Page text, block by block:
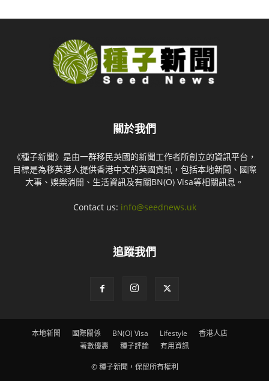
關於我們
《種子新聞》是由一群移民英國的新聞工作者所創立的資訊平台，
目標是為移英港人提供香港中文的英國資訊，包括本地新聞、國際
大事、娛樂消閒、生活資訊及有關BN(O) Visa等相關訊息。
Contact us: info@seednews.uk
追蹤我們
本地新聞 國際關係 BN(O) Visa Lifestyle
香港人店
著數優惠
種子評論 有用資訊
© 種子新聞，保留所有權利